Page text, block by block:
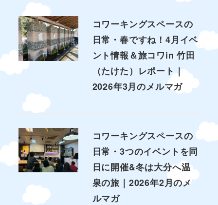
コワーキングスペースの
日常・春ですね！4月イベ
ント情報＆旅コワin 竹田
（たけた）レポート｜
2026年3月のメルマガ
コワーキングスペースの
日常・3つのイベントを同
日に開催&冬は大分へ温
泉の旅｜2026年2月のメ
ルマガ